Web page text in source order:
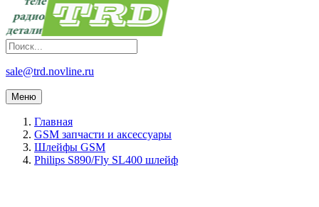
sale@trd.novline.ru
Меню
Главная
GSM запчасти и аксессуары
Шлейфы GSM
Philips S890/Fly SL400 шлейф